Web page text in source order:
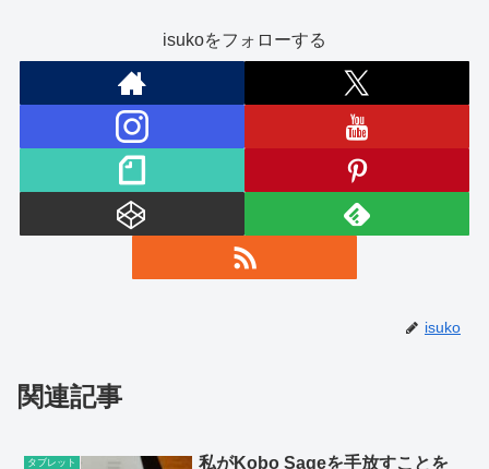
isukoをフォローする
isuko
関連記事
タブレット
私がKobo Sageを手放すことを